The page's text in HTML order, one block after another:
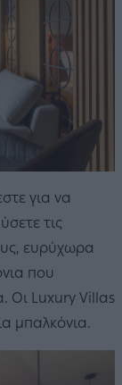
για να
τις
ευρύχωρα
που
Οι Luxury Villas
μπαλκόνια.